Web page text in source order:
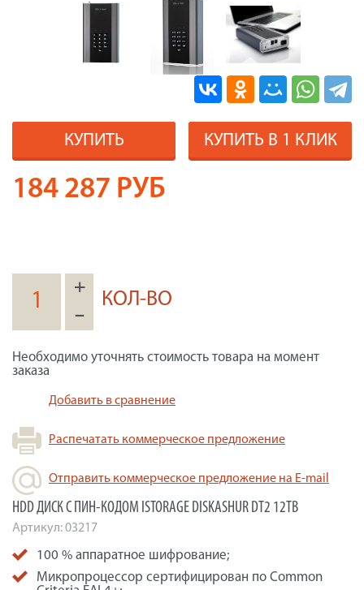
КУПИТЬ КУПИТЬ В 1 КЛИК
184 287 РУБ
+
–
КОЛ-ВО
Необходимо уточнять стоимость товара на момент
заказа
Добавить в сравнение
Распечатать коммерческое предложение
Отправить коммерческое предложение на E-mail
HDD ДИСК С ПИН-КОДОМ ISTORAGE DISKASHUR DT2 12TB
Артикул:03217
100 % аппаратное шифрование;
Микропроцессор сертифицирован по Common